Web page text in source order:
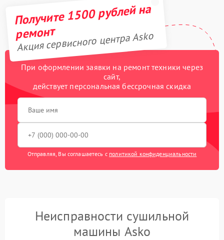
Получите 1500 рублей на
ремонт
Акция сервисного центра Asko
При оформлении заявки на ремонт техники через
сайт,
действует персональная бессрочная скидка
Отправляя, Вы соглашаетесь с политикой конфиденциальности
Неисправности сушильной
машины Asko